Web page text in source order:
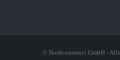
© Nordconstruct GmbH -